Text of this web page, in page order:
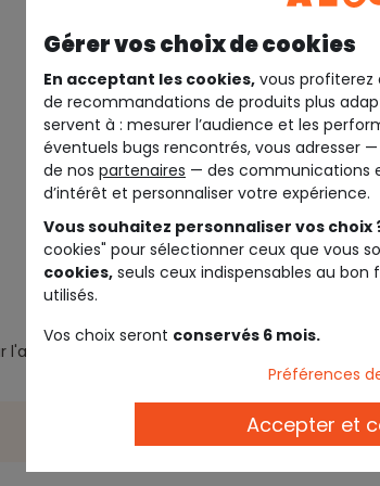
Gérer vos choix de cookies
En acceptant les cookies, vous profiterez
de recommandations de produits plus
servent à : mesurer l’audience et les
éventuels bugs rencontrés, vous adresser
de nos partenaires — des communications
d’intérêt et personnaliser votre expérience.
Vous souhaitez personnaliser vos choix
cookies" pour sélectionner ceux que vous
cookies, seuls ceux indispensables au
utilisés.
Vos choix seront conservés 6 mois.
Préférences
Accepter et